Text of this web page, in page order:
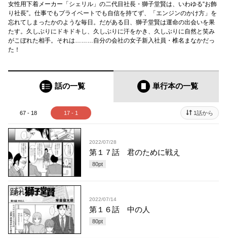
女性用下着メーカー「シェリル」の二代目社長・獅子堂賢は、いわゆる“お飾
り社長”。仕事でもプライベートでも自信を持てず、「エンジンのかけ方」を
忘れてしまったかのような毎日。だがある日、獅子堂賢は運命の出会いを果
たす。久しぶりにドキドキし、久しぶりに汗をかき、久しぶりに自然と笑み
がこぼれた相手。それは………自分の会社の女子新入社員・椎名まなかだっ
た！
話の一覧 単行本の一覧
67 - 18 17 - 1 1話から
2022/07/28
第１７話 君のために戦え
80pt
2022/07/14
第１６話 中の人
80pt